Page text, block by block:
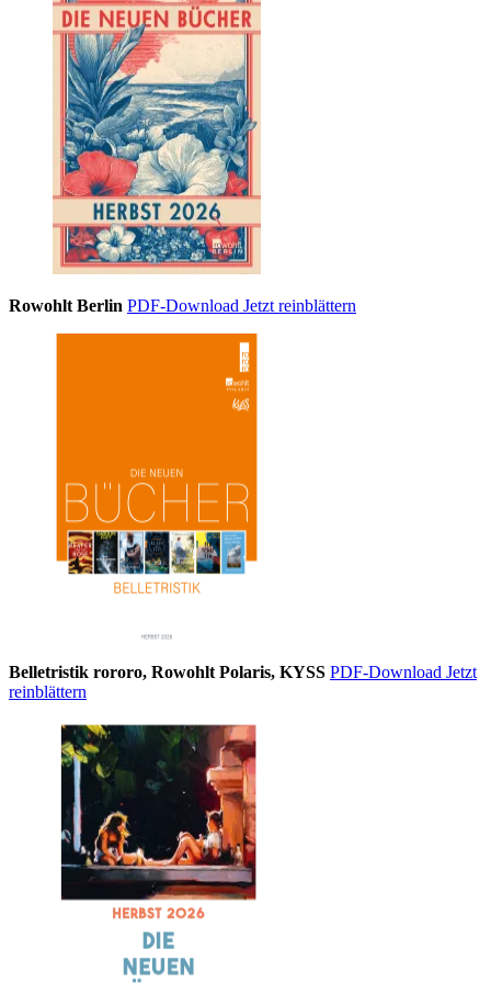
Rowohlt Berlin PDF-Download Jetzt reinblättern
Belletristik rororo, Rowohlt Polaris, KYSS PDF-Download Jetzt
reinblättern